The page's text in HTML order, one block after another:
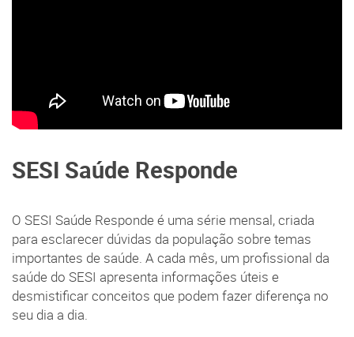
SESI Saúde Responde
O SESI Saúde Responde é uma série mensal, criada
para esclarecer dúvidas da população sobre temas
importantes de saúde. A cada mês, um profissional da
saúde do SESI apresenta informações úteis e
desmistificar conceitos que podem fazer diferença no
seu dia a dia.